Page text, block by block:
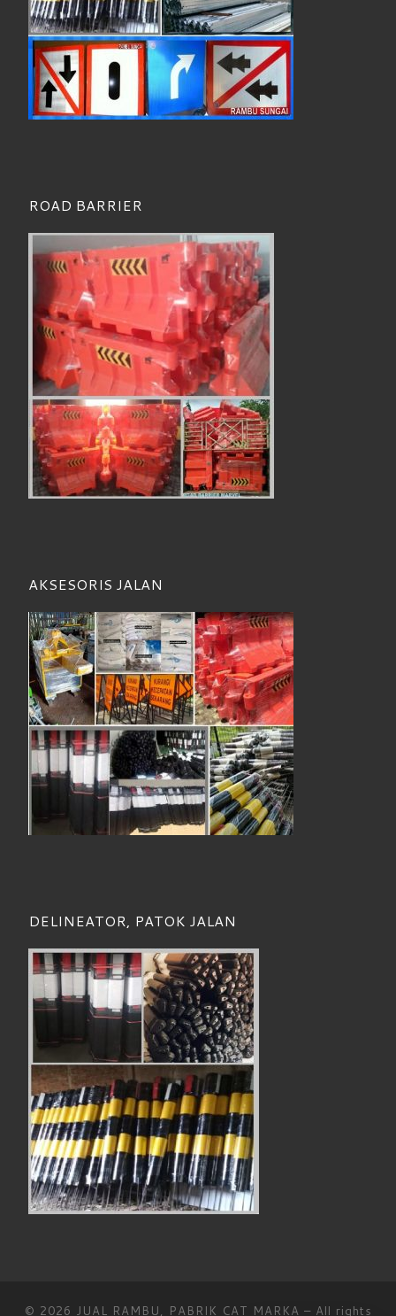
ROAD BARRIER
AKSESORIS JALAN
DELINEATOR, PATOK JALAN
© 2026 JUAL RAMBU, PABRIK CAT MARKA – All rights